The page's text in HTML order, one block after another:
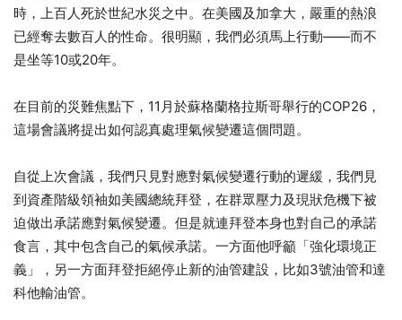
時，上百人死於世紀水災之中。在美國及加拿大，嚴重的熱浪
已經奪去數百人的性命。很明顯，我們必須馬上行動——而不
是坐等10或20年。
在目前的災難焦點下，11月於蘇格蘭格拉斯哥舉行的COP26，
這場會議將提出如何認真處理氣候變遷這個問題。
自從上次會議，我們只見對應對氣候變遷行動的遲緩，我們見
到資產階級領袖如美國總統拜登，在群眾壓力及現狀危機下被
迫做出承諾應對氣候變遷。但是就連拜登本身也對自己的承諾
食言，其中包含自己的氣候承諾。一方面他呼籲「強化環境正
義」，另一方面拜登拒絕停止新的油管建設，比如3號油管和達
科他輸油管。